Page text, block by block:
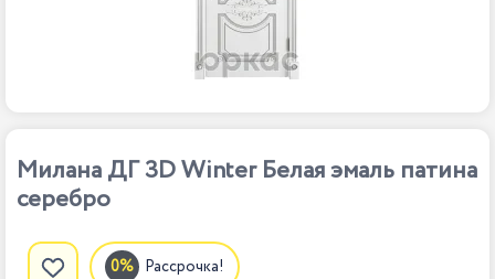
Милана ДГ 3D Winter Белая эмаль патина
серебро
Рассрочка!